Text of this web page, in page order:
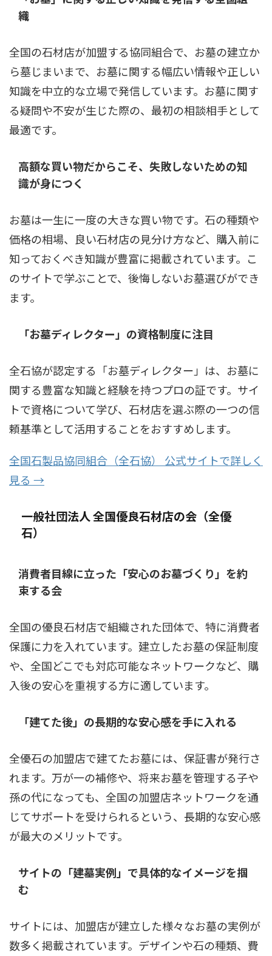
織
全国の石材店が加盟する協同組合で、お墓の建立か
ら墓じまいまで、お墓に関する幅広い情報や正しい
知識を中立的な立場で発信しています。お墓に関す
る疑問や不安が生じた際の、最初の相談相手として
最適です。
高額な買い物だからこそ、失敗しないための知
識が身につく
お墓は一生に一度の大きな買い物です。石の種類や
価格の相場、良い石材店の見分け方など、購入前に
知っておくべき知識が豊富に掲載されています。こ
のサイトで学ぶことで、後悔しないお墓選びができ
ます。
「お墓ディレクター」の資格制度に注目
全石協が認定する「お墓ディレクター」は、お墓に
関する豊富な知識と経験を持つプロの証です。サイ
トで資格について学び、石材店を選ぶ際の一つの信
頼基準として活用することをおすすめします。
全国石製品協同組合（全石協） 公式サイトで詳しく
見る →
一般社団法人 全国優良石材店の会（全優
石）
消費者目線に立った「安心のお墓づくり」を約
束する会
全国の優良石材店で組織された団体で、特に消費者
保護に力を入れています。建立したお墓の保証制度
や、全国どこでも対応可能なネットワークなど、購
入後の安心を重視する方に適しています。
「建てた後」の長期的な安心感を手に入れる
全優石の加盟店で建てたお墓には、保証書が発行さ
れます。万が一の補修や、将来お墓を管理する子や
孫の代になっても、全国の加盟店ネットワークを通
じてサポートを受けられるという、長期的な安心感
が最大のメリットです。
サイトの「建墓実例」で具体的なイメージを掴
む
サイトには、加盟店が建立した様々なお墓の実例が
数多く掲載されています。デザインや石の種類、費